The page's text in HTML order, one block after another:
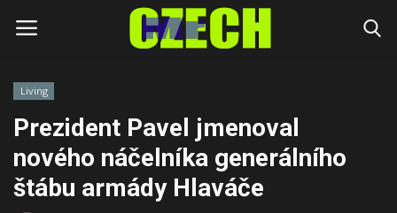
Home
Headlines
Living
Prezident Pavel jmenoval
nového náčelníka generálního
štábu armády Hlaváče